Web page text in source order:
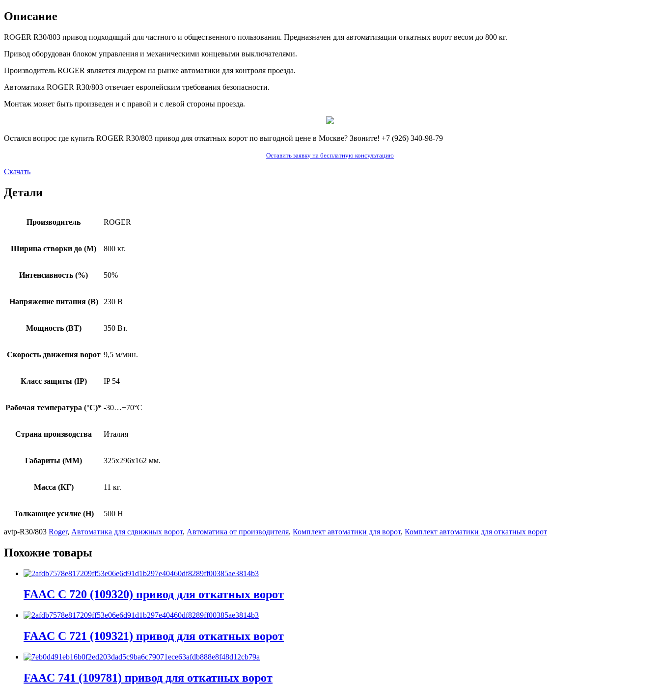
Описание
ROGER R30/803 привод подходящий для частного и общественного пользования. Предназначен для автоматизации откатных ворот весом до 800 кг.
Привод оборудован блоком управления и механическими концевыми выключателями.
Производитель ROGER является лидером на рынке автоматики для контроля проезда.
Автоматика ROGER R30/803 отвечает европейским требования безопасности.
Монтаж может быть произведен и с правой и с левой стороны проезда.
Остался вопрос где купить ROGER R30/803 привод для откатных ворот по выгодной цене в Москве? Звоните! +7 (926) 340-98-79
Оставить заявку на бесплатную консультацию
Скачать
Детали
Производитель ROGER
Ширина створки до (М) 800 кг.
Интенсивность (%) 50%
Напряжение питания (В) 230 В
Мощность (ВТ) 350 Вт.
Скорость движения ворот 9,5 м/мин.
Класс защиты (IP) IP 54
Рабочая температура (°C)* -30…+70°C
Страна производства Италия
Габариты (MM) 325х296х162 мм.
Масса (КГ) 11 кг.
Толкающее усилие (Н) 500 Н
avtp-R30/803 Roger, Автоматика для сдвижных ворот, Автоматика от производителя, Комплект автоматики для ворот, Комплект автоматики для откатных ворот
Похожие товары
FAAC C 720 (109320) привод для откатных ворот
FAAC C 721 (109321) привод для откатных ворот
FAAC 741 (109781) привод для откатных ворот